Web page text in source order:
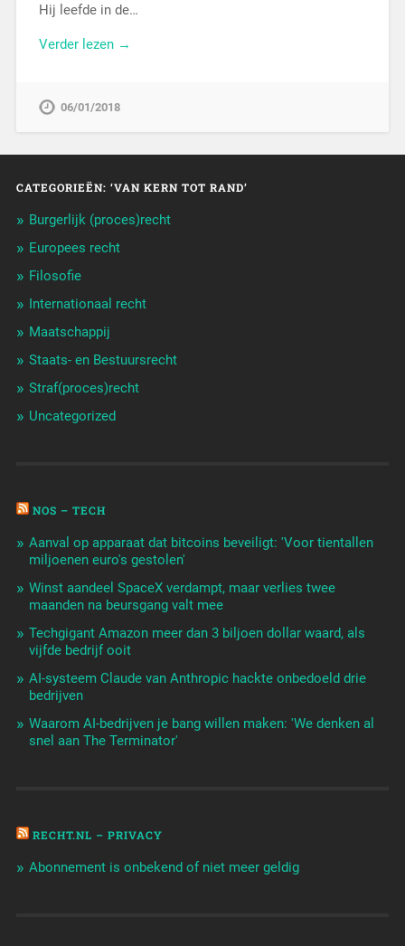
Hij leefde in de…
Verder lezen →
06/01/2018
CATEGORIEËN: ‘VAN KERN TOT RAND’
Burgerlijk (proces)recht
Europees recht
Filosofie
Internationaal recht
Maatschappij
Staats- en Bestuursrecht
Straf(proces)recht
Uncategorized
NOS – TECH
Aanval op apparaat dat bitcoins beveiligt: 'Voor tientallen
miljoenen euro's gestolen'
Winst aandeel SpaceX verdampt, maar verlies twee
maanden na beursgang valt mee
Techgigant Amazon meer dan 3 biljoen dollar waard, als
vijfde bedrijf ooit
AI-systeem Claude van Anthropic hackte onbedoeld drie
bedrijven
Waarom AI-bedrijven je bang willen maken: 'We denken al
snel aan The Terminator'
RECHT.NL – PRIVACY
Abonnement is onbekend of niet meer geldig